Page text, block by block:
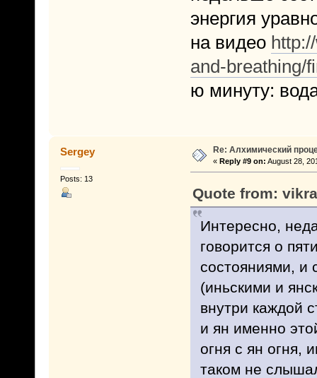
энергия
на видео
and-breathing/
ю минуту:
Sergey
Posts: 13
Re: Алхимический
« Reply #9 on: August 28,
Quote from:
Интересно,
говорится о
состояниями, и
(иньскими и
внутри каждой
и ян именно
огня с ян огня,
таком не